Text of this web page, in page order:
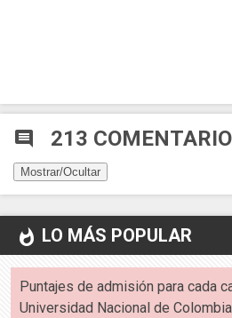
comment 213
Mostrar/Ocultar
whatshot LO MÁS POPULAR
Puntajes de admisión para cada
Universidad Nacional de Colombia